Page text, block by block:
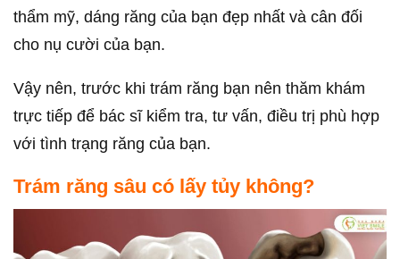
thẩm mỹ, dáng răng của bạn đẹp nhất và cân đối
cho nụ cười của bạn.
Vậy nên, trước khi trám răng bạn nên thăm khám
trực tiếp để bác sĩ kiểm tra, tư vấn, điều trị phù hợp
với tình trạng răng của bạn.
Trám răng sâu có lấy tủy không?